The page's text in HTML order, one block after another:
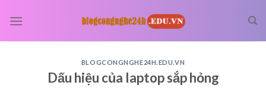
BLOGCONGNGHE24H.EDU.VN
Dấu hiệu của laptop sắp hỏng